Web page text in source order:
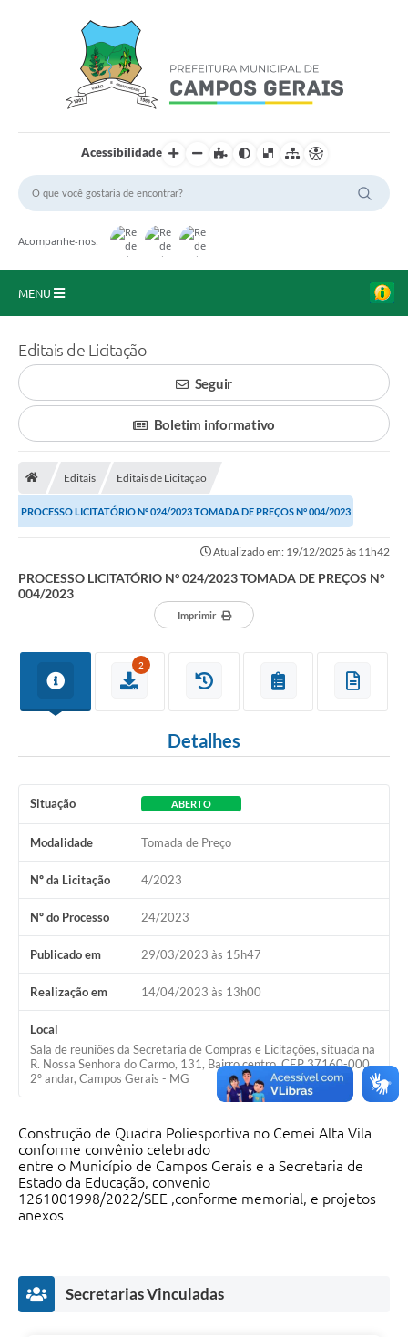
Acessibilidade
Acompanhe-nos:
MENU
O Município
A Prefeitura
Portal da Transparência
Secretarias
Mais
Editais de Licitação
Seguir
Boletim informativo
Editais Editais de Licitação
PROCESSO LICITATÓRIO Nº 024/2023 TOMADA DE PREÇOS N° 004/2023
Atualizado em: 19/12/2025 às 11h42
PROCESSO LICITATÓRIO Nº 024/2023 TOMADA DE PREÇOS N°
004/2023
Imprimir
2
Detalhes
Situação ABERTO
Modalidade Tomada de Preço
Nº da Licitação 4/2023
Nº do Processo 24/2023
Publicado em 29/03/2023 às 15h47
Realização em 14/04/2023 às 13h00
Local
Sala de reuniões da Secretaria de Compras e Licitações, situada na
R. Nossa Senhora do Carmo, 131, Bairro centro, CEP 37160-000,
2º andar, Campos Gerais - MG
Construção de Quadra Poliesportiva no Cemei Alta Vila
conforme convênio celebrado
entre o Município de Campos Gerais e a Secretaria de
Estado da Educação, convenio
1261001998/2022/SEE ,conforme memorial, e projetos
anexos
Secretarias Vinculadas